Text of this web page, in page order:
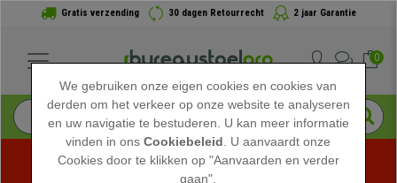
Gratis verzending 30 dagen Retourrecht 2 jaar Garantie
0
We gebruiken onze eigen cookies en cookies van
derden om het verkeer op onze website te analyseren
en uw navigatie te bestuderen. U kan meer informatie
vinden in onsCookiebeleid . U aanvaardt onze
Cookies door te klikken op "Aanvaarden en verder
gaan".